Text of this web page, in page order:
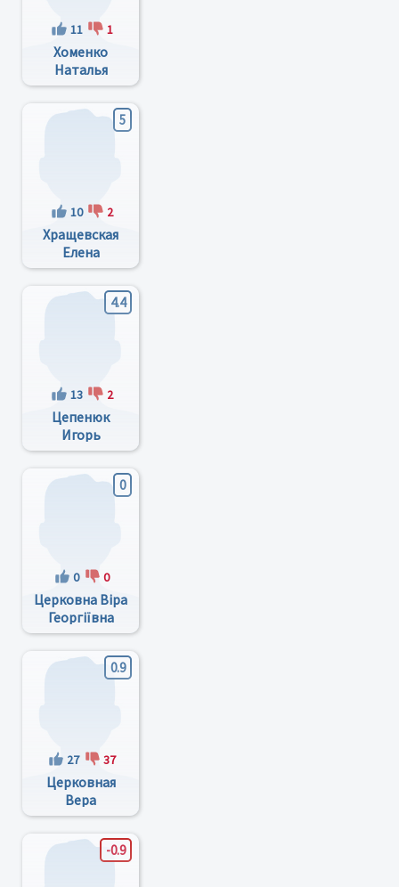
11 1
Хоменко
Наталья
Владимировна
5
10 2
Хращевская
Елена
Николаевна
4.4
13 2
Цепенюк
Игорь
Аркадьевич
0
0 0
Церковна Віра
Георгіївна
0.9
27 37
Церковная
Вера
Георгиевна
-0.9